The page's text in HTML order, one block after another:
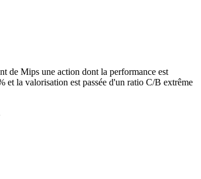
de Mips une action dont la performance est
et la valorisation est passée d'un ratio C/B extrême